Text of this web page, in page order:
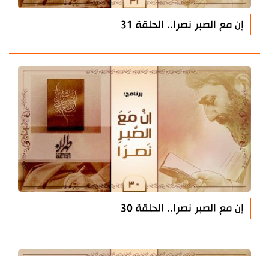
إن مع الصبر نصرا.. الحلقة 31
إن مع الصبر نصرا.. الحلقة 30